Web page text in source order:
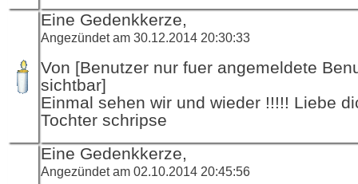
Eine Gedenkkerze,
Angezündet am 30.12.2014 20:30:33
Von [Benutzer nur fuer angemeldete
sichtbar]
Einmal sehen wir und wieder !!!!! Liebe
Tochter schripse
Eine Gedenkkerze,
Angezündet am 02.10.2014 20:45:56